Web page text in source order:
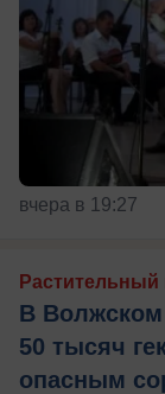
вчера в 19:27
Растительный
В Волжском
50 тысяч
опасным